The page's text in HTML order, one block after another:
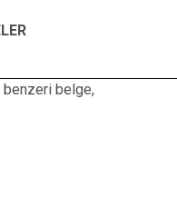
benzeri belge,